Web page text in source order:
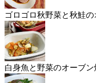
ゴロゴロ秋野菜と秋鮭
白身魚と野菜のオーブン